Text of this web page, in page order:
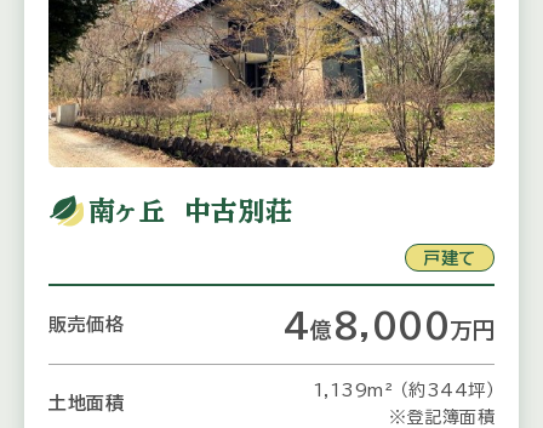
南ヶ丘 中古別荘
戸建て
販売価格 4億 8,000万 円
土地面積
1,139m² （約344坪）
※登記簿面積